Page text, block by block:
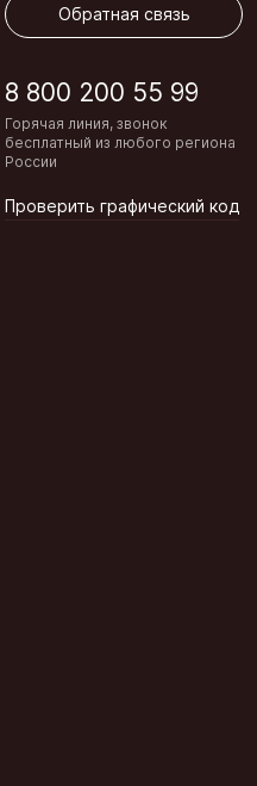
Обратная связь
8 800 200 55 99
Горячая линия, звонок
бесплатный из любого региона
России
Проверить графический код